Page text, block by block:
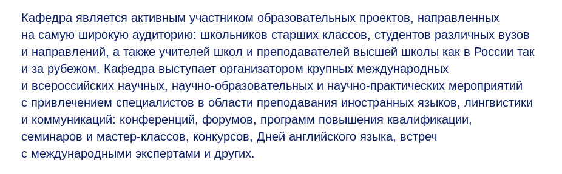
Кафедра является активным участником образовательных проектов, направленных
на самую широкую аудиторию: школьников старших классов, студентов различных вузов
и направлений, а также учителей школ и преподавателей высшей школы как в России так
и за рубежом. Кафедра выступает организатором крупных международных
и всероссийских научных, научно-образовательных и научно-практических мероприятий
с привлечением специалистов в области преподавания иностранных языков, лингвистики
и коммуникаций: конференций, форумов, программ повышения квалификации,
семинаров и мастер-классов, конкурсов, Дней английского языка, встреч
с международными экспертами и других.